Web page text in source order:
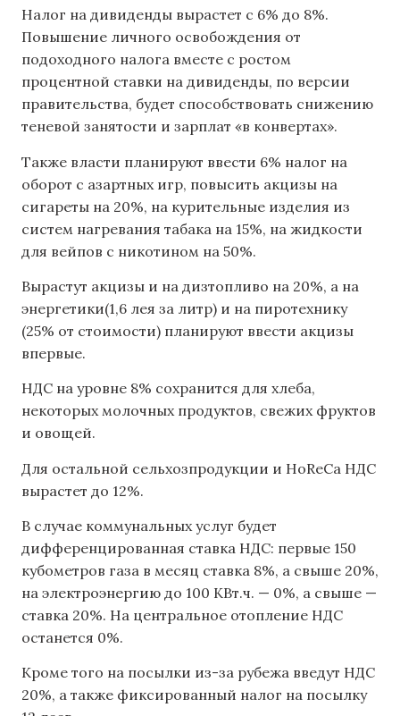
Налог на дивиденды вырастет с 6% до 8%.
Повышение личного освобождения от
подоходного налога вместе с ростом
процентной ставки на дивиденды, по версии
правительства, будет способствовать снижению
теневой занятости и зарплат «в конвертах».
Также власти планируют ввести 6% налог на
оборот с азартных игр, повысить акцизы на
сигареты на 20%, на курительные изделия из
систем нагревания табака на 15%, на жидкости
для вейпов с никотином на 50%.
Вырастут акцизы и на дизтопливо на 20%, а на
энергетики(1,6 лея за литр) и на пиротехнику
(25% от стоимости) планируют ввести акцизы
впервые.
НДС на уровне 8% сохранится для хлеба,
некоторых молочных продуктов, свежих фруктов
и овощей.
Для остальной сельхозпродукции и HoReCa НДС
вырастет до 12%.
В случае коммунальных услуг будет
дифференцированная ставка НДС: первые 150
кубометров газа в месяц ставка 8%, а свыше 20%,
на электроэнергию до 100 КВт.ч. — 0%, а свыше —
ставка 20%. На центральное отопление НДС
останется 0%.
Кроме того на посылки из-за рубежа введут НДС
20%, а также фиксированный налог на посылку